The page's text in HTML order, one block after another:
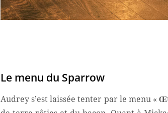
Le menu du Sparrow
Audrey s’est laissée tenter par le menu «